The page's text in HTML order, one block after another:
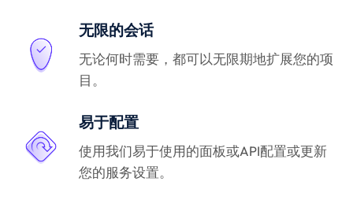
无限的会话
无论何时需要，都可以无限期地扩展您的项
目。
易于配置
使用我们易于使用的面板或API配置或更新
您的服务设置。